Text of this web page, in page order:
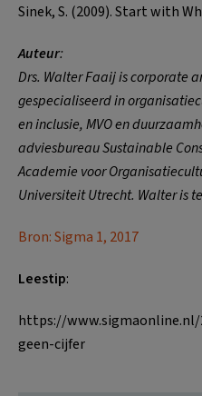
Sinek, S. (2009). Start with
Auteur:
Drs. Walter Faaij is corporate
gespecialiseerd in
en inclusie, MVO en
adviesbureau Sustainable
Academie voor
Universiteit Utrecht. Walter is
Bron: Sigma 1, 2017
Leestip:
https://
geen-cijfer